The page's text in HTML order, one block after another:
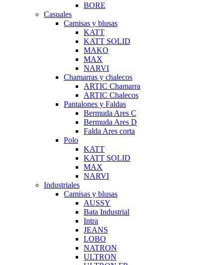
BORE
Casuales
Camisas y blusas
KATT
KATT SOLID
MAKO
MAX
NARVI
Chamarras y chalecos
ARTIC Chamarra
ARTIC Chalecos
Pantalones y Faldas
Bermuda Ares C
Bermuda Ares D
Falda Ares corta
Polo
KATT
KATT SOLID
MAX
NARVI
Industriales
Camisas y blusas
AUSSY
Bata Industrial
Intra
JEANS
LOBO
NATRON
ULTRON